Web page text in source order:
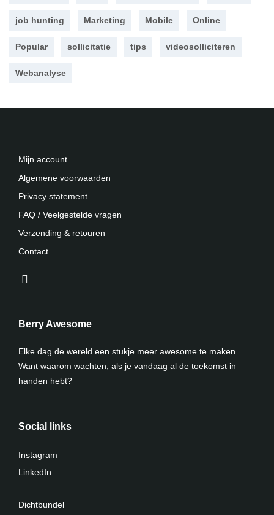
job hunting Marketing Mobile Online
Popular sollicitatie tips videosolliciteren
Webanalyse
Mijn account
Algemene voorwaarden
Privacy statement
FAQ / Veelgestelde vragen
Verzending & retouren
Contact
Berry Awesome
Elke dag de wereld een stukje meer awesome te maken.
Want waarom wachten, als je vandaag al de toekomst in
handen hebt?
Social links
Instagram
LinkedIn
Dichtbundel